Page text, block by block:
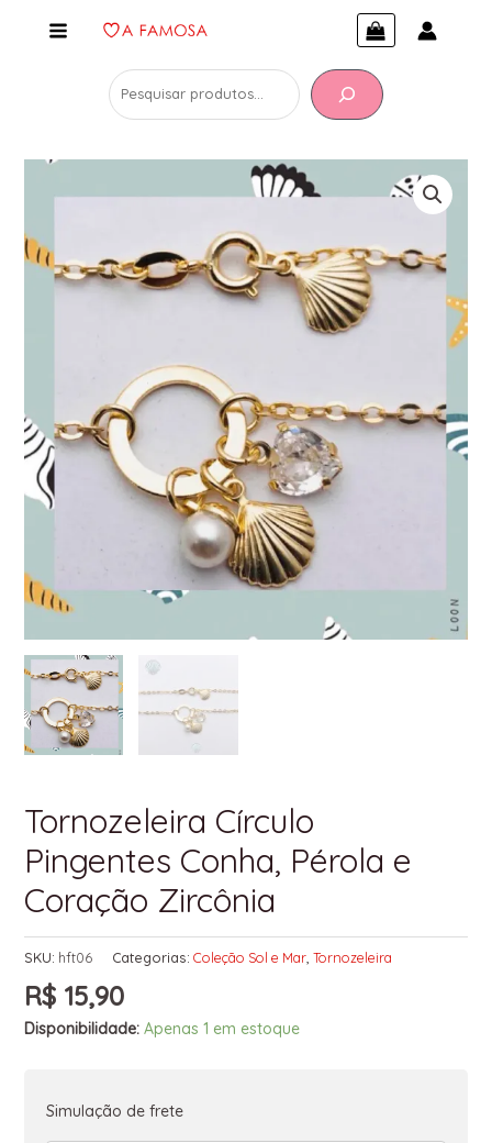
Tornozeleira Círculo
Pingentes Conha, Pérola e
Coração Zircônia
SKU: hft06 Categorias: Coleção Sol e Mar, Tornozeleira
R$15,90
Disponibilidade: Apenas 1 em estoque
Simulação de frete